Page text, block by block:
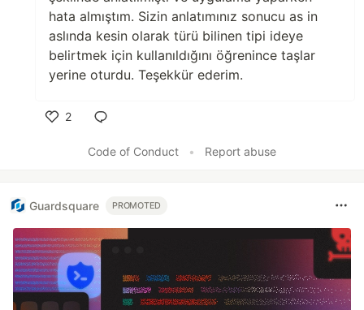
hata almıştım. Sizin anlatımınız sonucu as in
aslında kesin olarak türü bilinen tipi ideye
belirtmek için kullanıldığını öğrenince taşlar
yerine oturdu. Teşekkür ederim.
2
Code of Conduct
• Report abuse
Guardsquare PROMOTED